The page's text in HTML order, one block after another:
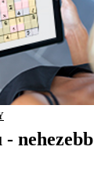
nehezebb